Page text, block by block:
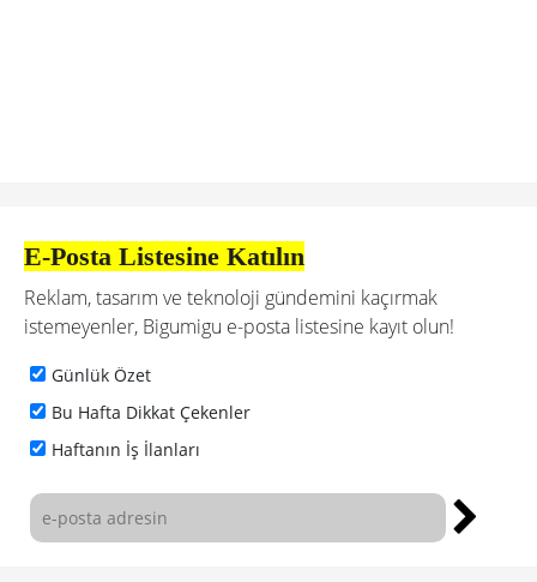
E-Posta Listesine Katılın
Reklam, tasarım ve teknoloji gündemini kaçırmak
istemeyenler, Bigumigu e-posta listesine kayıt olun!
Günlük Özet
Bu Hafta Dikkat Çekenler
Haftanın İş İlanları